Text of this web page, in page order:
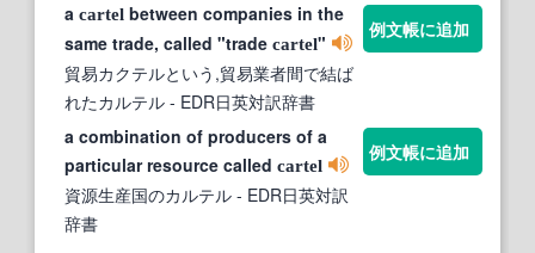
a cartel between companies in the
same trade, called "trade cartel"
貿易カクテルという,貿易業者間で結ば
れたカルテル - EDR日英対訳辞書
例文帳に追加
a combination of producers of a
particular resource called cartel
資源生産国のカルテル - EDR日英対訳
辞書
例文帳に追加